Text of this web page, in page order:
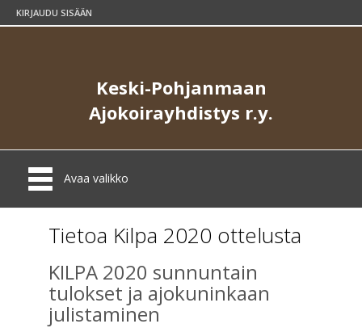
KIRJAUDU SISÄÄN
Keski-Pohjanmaan
Ajokoirayhdistys r.y.
Avaa valikko
Tietoa Kilpa 2020 ottelusta
KILPA 2020 sunnuntain
tulokset ja ajokuninkaan
julistaminen